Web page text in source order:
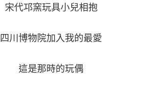
宋代邛窯玩具小兒相抱
四川博物院加入我的最愛
這是那時的玩偶